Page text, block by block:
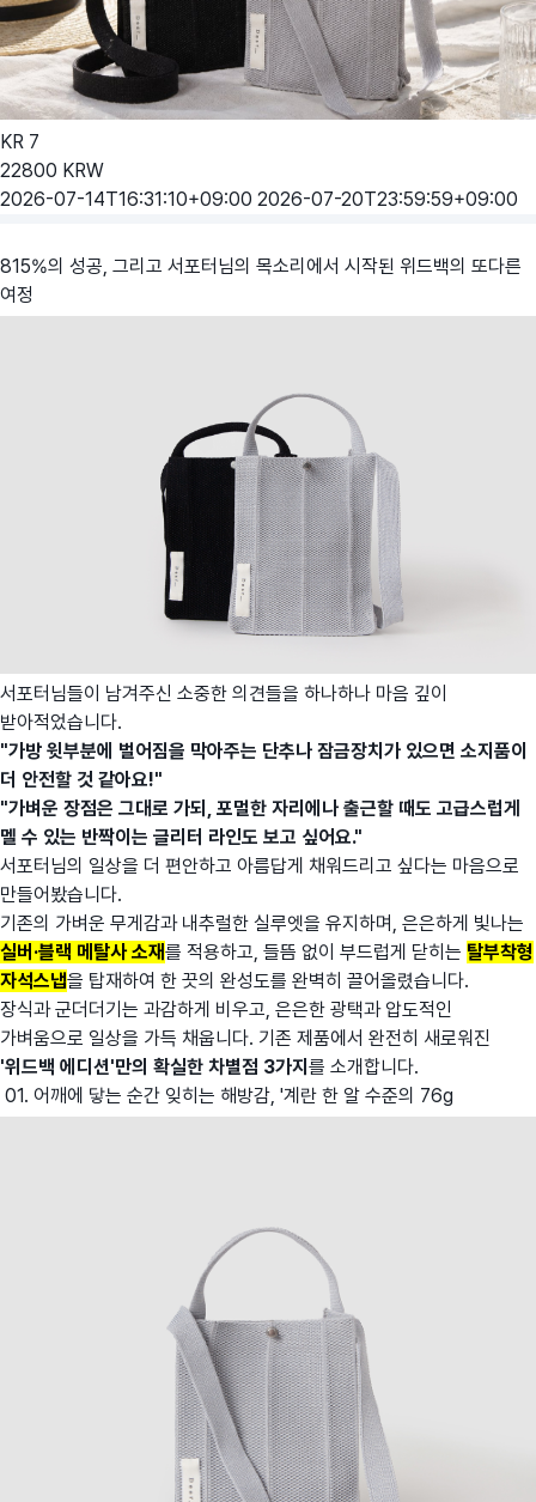
KR 7
22800 KRW
2026-07-14T16:31:10+09:00 2026-07-20T23:59:59+09:00
815%의 성공, 그리고 서포터님의 목소리에서 시작된 위드백의 또다른
여정
서포터님들이 남겨주신 소중한 의견들을 하나하나 마음 깊이
받아적었습니다.
"가방 윗부분에 벌어짐을 막아주는 단추나 잠금장치가 있으면 소지품이
더 안전할 것 같아요!"
"가벼운 장점은 그대로 가되, 포멀한 자리에나 출근할 때도 고급스럽게
멜 수 있는 반짝이는 글리터 라인도 보고 싶어요."
서포터님의 일상을 더 편안하고 아름답게 채워드리고 싶다는 마음으로
만들어봤습니다.
기존의 가벼운 무게감과 내추럴한 실루엣을 유지하며, 은은하게 빛나는
실버·블랙 메탈사 소재를 적용하고, 들뜸 없이 부드럽게 닫히는 탈부착형
자석스냅을 탑재하여 한 끗의 완성도를 완벽히 끌어올렸습니다.
장식과 군더더기는 과감하게 비우고, 은은한 광택과 압도적인
가벼움으로 일상을 가득 채웁니다. 기존 제품에서 완전히 새로워진
'위드백 에디션'만의 확실한 차별점 3가지 를 소개합니다.
01. 어깨에 닿는 순간 잊히는 해방감, '계란 한 알 수준의 76g